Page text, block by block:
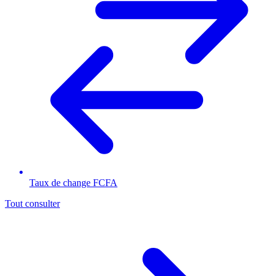
Taux de change FCFA
Tout consulter